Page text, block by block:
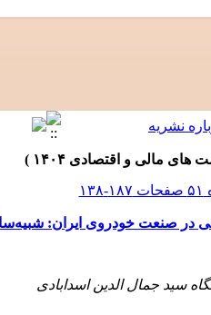
در صنعت خودروی ایران:
سید جمال الدین اسدابادی